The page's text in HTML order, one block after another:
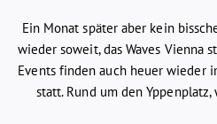
Ein Monat später aber kein
wieder soweit, das Waves Vienna
Events finden auch heuer wieder
statt. Rund um den